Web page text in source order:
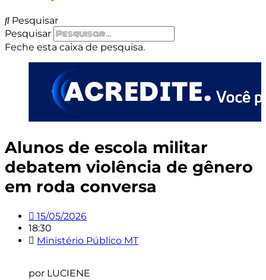
Pesquisar
Pesquisar
Feche esta caixa de pesquisa.
Alunos de escola militar
debatem violência de gênero
em roda conversa
15/05/2026
18:30
Ministério Público MT
por LUCIENE